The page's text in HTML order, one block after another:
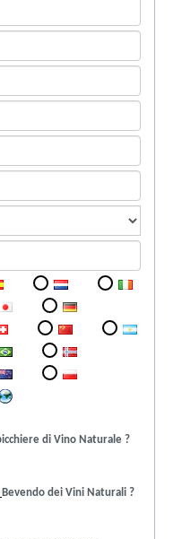
Un bicchiere di Vino Naturale ?
Bevendo dei Vini Naturali ?